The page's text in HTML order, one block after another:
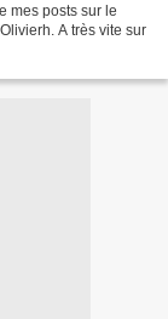
mes posts sur le
A très vite sur